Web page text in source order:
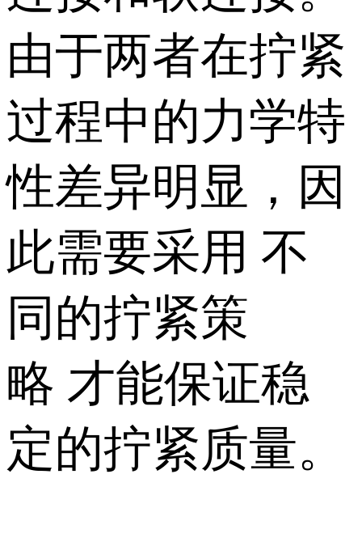
由于两者在拧紧
过程中的力学特
性差异明显，因
此需要采用 不
同的拧紧策
略 才能保证稳
定的拧紧质量。